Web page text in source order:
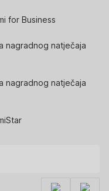
for Business
nagradnog natječaja
nagradnog natječaja